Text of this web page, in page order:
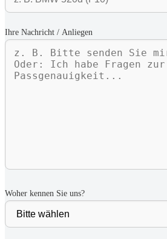
Ihre Nachricht / Anliegen
Woher kennen Sie uns?